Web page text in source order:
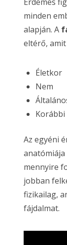
minden
alapján. A
eltérő,
Életkor
Nem
Az egyéni
mennyire
jobban
fizikailag,
fájdalmat.